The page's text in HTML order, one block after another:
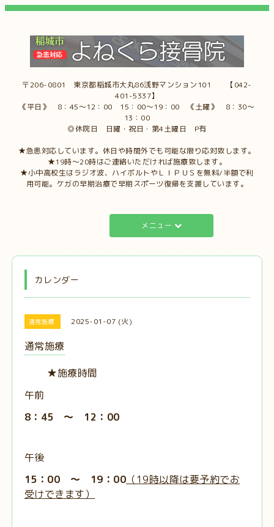
〒206-0801 東京都稲城市大丸86浅野マンション101 【042-
401-5337】
《平日》 8：45～12：00 15：00～19：00 《土曜》 8：30～
13：00
◎休院日 日曜・祝日・第4土曜日 P有
★急患対応しています。休日や時間外でも可能な限り応対致します。
★19時～20時はご連絡いただければ施療致します。
★小中高校生はラジオ波、ハイボルトやＬＩＰＵＳを無料/半額で利
用可能。ケガの早期治療で早期スポーツ復帰を支援しています。
メニュー
カレンダー
通常施療 2025-01-07 (火)
通常施療
★施療時間
午前
8：45 ～ 12：00
午後
15：00 ～ 19：00 （19時以降は要予約でお
受けできます）